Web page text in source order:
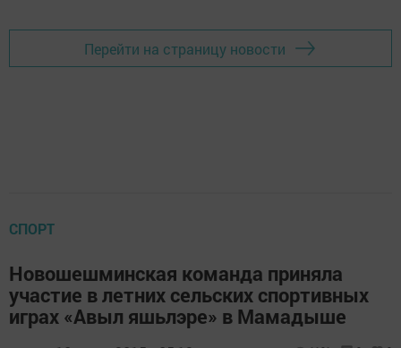
Перейти на страницу новости
СПОРТ
Новошешминская команда приняла
участие в летних сельских спортивных
играх «Авыл яшьлэре» в Мамадыше